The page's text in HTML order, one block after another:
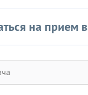
на прием